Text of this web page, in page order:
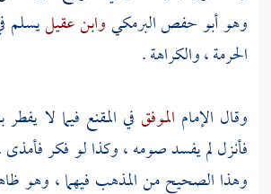
وهوأبو حفص البرمكيوابن عقيليسلم
الحرمة ، والكراهة .
وقال الإمام الموفق في المقنع فيما لا
فأنزل لم يفسد صومه ، وكذا لو فكر
وهذا الصحيح من المذهب فيهما ، وهو